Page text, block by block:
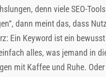
denn viele SEO-
dann meint das, dass
Ein Keyword ist ein
alles, was jemand in
mit Kaffee und Ruhe.